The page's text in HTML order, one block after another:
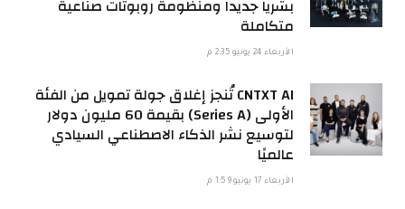
بشرياً جديداً ومنظومة روبوتات صناعية
متكاملة
الأربعاء 24 يونيو 2:35 م
CNTXT AI تُنجز إغلاق جولة تمويل من الفئة
الأولى (Series A) بقيمة 60 مليون دولار
لتوسيع نشر الذكاء الاصطناعي السيادي
عالميًا
الأربعاء 17 يونيو 1:59 م